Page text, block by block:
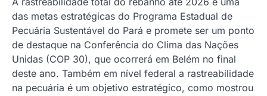
das metas estratégicas do Programa Estadual de
Pecuária Sustentável do Pará e promete ser um ponto
de destaque na Conferência do Clima das Nações
Unidas (COP 30), que ocorrerá em Belém no final
deste ano. Também em nível federal a rastreabilidade
na pecuária é um objetivo estratégico, como mostrou